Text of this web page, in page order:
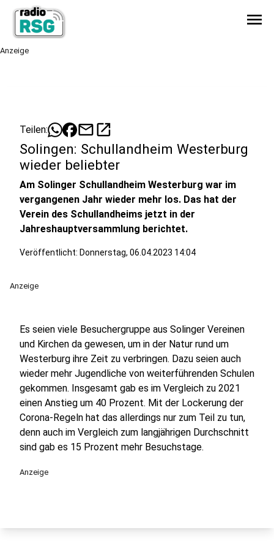
menu
Anzeige
Teilen: mailopen_in_new
Solingen: Schullandheim Westerburg
wieder beliebter
Am Solinger Schullandheim Westerburg war im
vergangenen Jahr wieder mehr los. Das hat der
Verein des Schullandheims jetzt in der
Jahreshauptversammlung berichtet.
Veröffentlicht: Donnerstag, 06.04.2023 14:04
Anzeige
Es seien viele Besuchergruppe aus Solinger Vereinen
und Kirchen da gewesen, um in der Natur rund um
Westerburg ihre Zeit zu verbringen. Dazu seien auch
wieder mehr Jugendliche von weiterführenden Schulen
gekommen. Insgesamt gab es im Vergleich zu 2021
einen Anstieg um 40 Prozent. Mit der Lockerung der
Corona-Regeln hat das allerdings nur zum Teil zu tun,
denn auch im Vergleich zum langjährigen Durchschnitt
sind gab es 15 Prozent mehr Besuchstage.
Anzeige